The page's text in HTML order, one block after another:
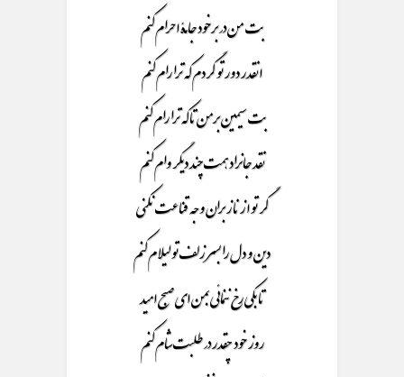
بت من در برخود جامۀ احرام کنم
انقدر دور تو گردم که ترا رام کنم
بت سیمین برمن تا که ترا رام کنم
نقد جانراد همت چند دیگر وام کنم
گر تو از ناز بران وجه قناعت نکنی
دین و دل را بسر زلف تو لیلام کنم
تا بکی رخ ننمائی بمن ای صبح امید
روز خود چقدر در طلبت شام کنم